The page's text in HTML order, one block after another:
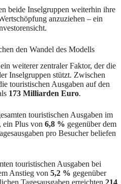
beide Inselgruppen weiterhin ihre
anzuziehen – ein
den Wandel des Modells
weiterer zentraler Faktor, der die
Inselgruppen stützt. Zwischen
touristischen Ausgaben auf den
173 Milliarden Euro.
touristischen Ausgaben im
, ein Plus von 6,8 % gegenüber dem
pro Besucher beliefen
touristischen Ausgaben bei
Anstieg von 5,2 % gegenüber